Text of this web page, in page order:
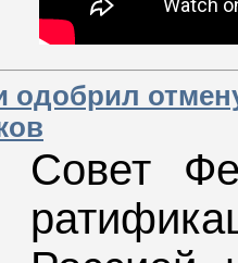
Совет